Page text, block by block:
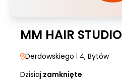
MM HAIR STUDIO
Derdowskiego | 4, Bytów
Dzisiaj:zamknięte